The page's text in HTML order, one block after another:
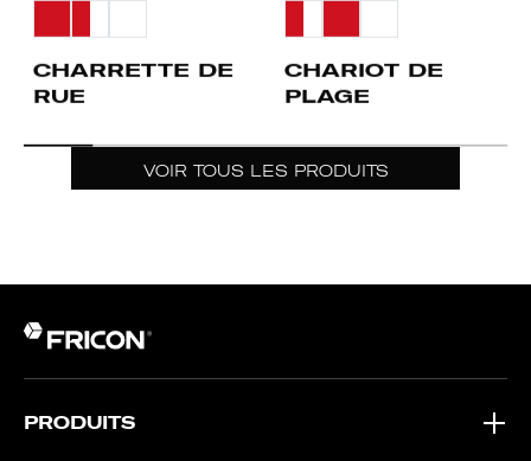
CHARRETTE DE
RUE
CHARIOT DE
PLAGE
VOIR TOUS LES PRODUITS
PRODUITS